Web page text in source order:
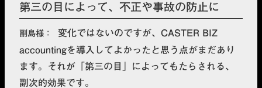
第三の目によって、不正や事故の防止に
副島様
変化ではないのですが、CASTER BIZ
accountingを導入してよかったと思う点がまだあり
ます。それが 「第三の目」によってもたらされる、
副次的効果です。